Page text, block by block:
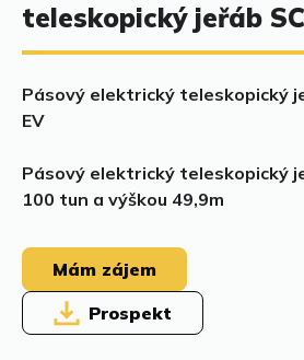
teleskopický jeřáb
Pásový elektrický teleskopický
EV
Pásový elektrický teleskopický
100 tun a výškou 49,9m
Mám zájem
Prospekt